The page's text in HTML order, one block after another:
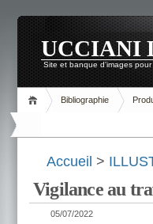
UCCIANI
Site et banque d'images
Bibliographie
Accueil >
Vigilance au
05/07/2022